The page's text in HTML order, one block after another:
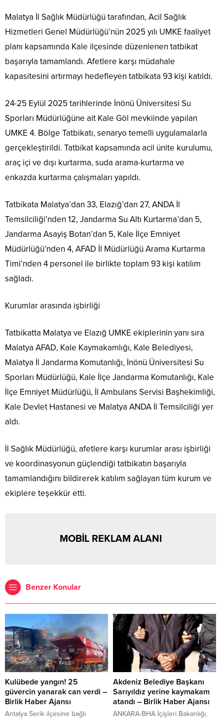
Malatya İl Sağlık Müdürlüğü tarafından, Acil Sağlık
Hizmetleri Genel Müdürlüğü’nün 2025 yılı UMKE faaliyet
planı kapsamında Kale ilçesinde düzenlenen tatbikat
başarıyla tamamlandı. Afetlere karşı müdahale
kapasitesini artırmayı hedefleyen tatbikata 93 kişi katıldı.
24-25 Eylül 2025 tarihlerinde İnönü Üniversitesi Su
Sporları Müdürlüğüne ait Kale Göl mevkiinde yapılan
UMKE 4. Bölge Tatbikatı, senaryo temelli uygulamalarla
gerçekleştirildi. Tatbikat kapsamında acil ünite kurulumu,
araç içi ve dışı kurtarma, suda arama-kurtarma ve
enkazda kurtarma çalışmaları yapıldı.
Tatbikata Malatya’dan 33, Elazığ’dan 27, ANDA İl
Temsilciliği’nden 12, Jandarma Su Altı Kurtarma’dan 5,
Jandarma Asayiş Botan’dan 5, Kale İlçe Emniyet
Müdürlüğü’nden 4, AFAD İl Müdürlüğü Arama Kurtarma
Timi’nden 4 personel ile birlikte toplam 93 kişi katılım
sağladı.
Kurumlar arasında işbirliği
Tatbikatta Malatya ve Elazığ UMKE ekiplerinin yanı sıra
Malatya AFAD, Kale Kaymakamlığı, Kale Belediyesi,
Malatya İl Jandarma Komutanlığı, İnönü Üniversitesi Su
Sporları Müdürlüğü, Kale İlçe Jandarma Komutanlığı, Kale
İlçe Emniyet Müdürlüğü, İl Ambulans Servisi Başhekimliği,
Kale Devlet Hastanesi ve Malatya ANDA İl Temsilciliği yer
aldı.
İl Sağlık Müdürlüğü, afetlere karşı kurumlar arası işbirliği
ve koordinasyonun güçlendiği tatbikatın başarıyla
tamamlandığını bildirerek katılım sağlayan tüm kurum ve
ekiplere teşekkür etti.
MOBİL REKLAM ALANI
Benzer Konular
Kulübede yangın! 25
güvercin yanarak can verdi –
Birlik Haber Ajansı
Antalya Serik ilçesine bağlı
Akdeniz Belediye Başkanı
Sarıyıldız yerine kaymakam
atandı – Birlik Haber Ajansı
ANKARA-BHA İçişleri Bakanlığı,